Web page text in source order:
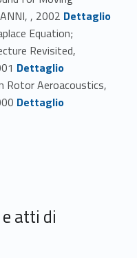
, 2002 Link identifier #identifier_person_71725-71
Dettaglio
Equation;
Revisited,
Link identifier #identifier_person_148126-72
Dettaglio
Rotor Aeroacoustics,
Link identifier #identifier_person_180420-73
Dettaglio
atti di